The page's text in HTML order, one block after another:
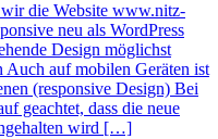
die Website www.nitz-
neu als WordPress
Design möglichst
Auch auf mobilen Geräten ist
(responsive Design) Bei
geachtet, dass die neue
wird […]